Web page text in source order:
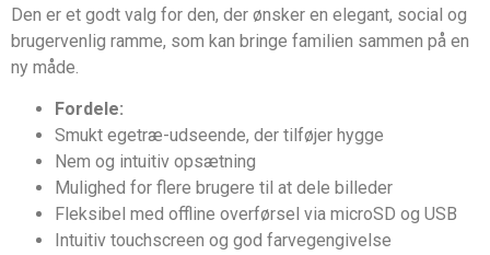
Den er et godt valg for den, der ønsker en elegant, social og
brugervenlig ramme, som kan bringe familien sammen på en
ny måde.
Fordele:
Smukt egetræ-udseende, der tilføjer hygge
Nem og intuitiv opsætning
Mulighed for flere brugere til at dele billeder
Fleksibel med offline overførsel via microSD og USB
Intuitiv touchscreen og god farvegengivelse